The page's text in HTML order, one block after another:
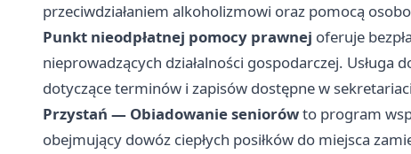
przeciwdziałaniem alkoholizmowi oraz pomocą
Punkt nieodpłatnej pomocy prawnej oferuje
nieprowadzących działalności gospodarczej. Usługa
dotyczące terminów i zapisów dostępne w
Przystań — Obiadowanie seniorówto program
obejmujący dowóz ciepłych posiłków do miejsca